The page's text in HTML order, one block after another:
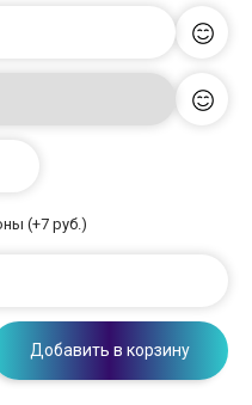
(+7 руб.)
Добавить в корзину